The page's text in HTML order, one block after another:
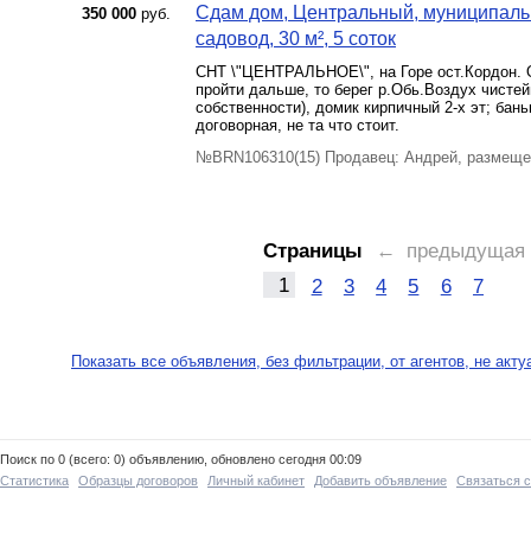
350 000 руб.
Сдам дом, Центральный,
садовод, 30 м², 5 соток
СНТ \"ЦЕНТРАЛЬНОЕ\", на Горе ост.Кордон.
пройти дальше, то берег р.Обь.Воздух
собственности), домик кирпичный 2-х эт;
договорная, не та что стоит.
№BRN106310(15) Продавец: Андрей,
Страницы
← предыдущая
1
2 3 4 5 6 7
Показать все объявления, без фильтрации, от агентов, не
Поиск по 0 (всего: 0) объявлению, обновлено сегодня 00:09
Статистика
Образцы договоров Личный кабинет Добавить объявление Связаться